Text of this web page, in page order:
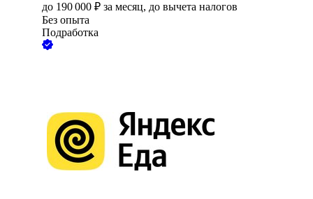
до 190 000 ₽ за месяц, до вычета налогов
Без опыта
Подработка